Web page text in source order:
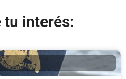
tu interés: